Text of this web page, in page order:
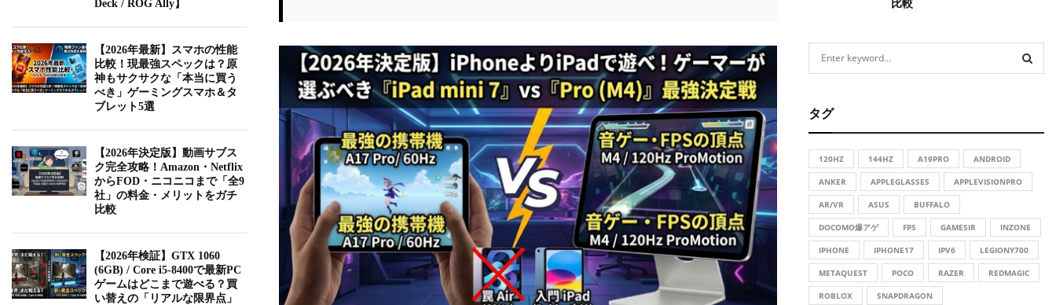
Deck / ROG Ally】
【2026年最新】スマホの性能
比較！現最強スペックは？原
神もサクサクな「本当に買う
べき」ゲーミングスマホ＆タ
ブレット5選
【2026年決定版】動画サブス
ク完全攻略！Amazon・Netflix
からFOD・ニコニコまで「全9
社」の料金・メリットをガチ
比較
【2026年検証】GTX 1060
(6GB) / Core i5-8400で最新PC
ゲームはどこまで遊べる？買
い替えの「リアルな限界点」
比較
c
h
f
o
:
C
H
タグ
120HZ 144HZ A19PRO ANDROID
ANKER APPLEGLASSES APPLEVISIONPRO
AR/VR ASUS BUFFALO
DOCOMO爆アゲ FPS GAMESIR INZONE
IPHONE IPHONE17 IPV6 LEGIONY700
METAQUEST POCO RAZER REDMAGIC
ROBLOX SNAPDRAGON